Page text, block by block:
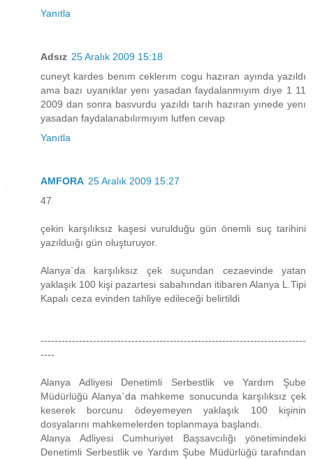
Yanıtla
Adsız 25 Aralık 2009 15:18
cuneyt kardes benım ceklerım cogu hazıran ayında yazıldı
ama bazı uyanıklar yenı yasadan faydalanmıyım dıye 1 11
2009 dan sonra basvurdu yazıldı tarıh hazıran yınede yenı
yasadan faydalanabılırmıyım lutfen cevap
Yanıtla
AMFORA 25 Aralık 2009 15:27
47
çekin karşılıksız kaşesi vurulduğu gün önemli suç tarihini
yazılduığı gün oluşturuyor.
Alanya`da karşılıksız çek suçundan cezaevinde yatan
yaklaşık 100 kişi pazartesi sabahından itibaren Alanya L.Tipi
Kapalı ceza evinden tahliye edileceği belirtildi
----------------------------------------------------------------------------
----
Alanya Adliyesi Denetimli Serbestlik ve Yardım Şube
Müdürlüğü Alanya`da mahkeme sonucunda karşılıksız çek
keserek borcunu ödeyemeyen yaklaşık 100 kişinin
dosyalarını mahkemelerden toplanmaya başlandı.
Alanya Adliyesi Cumhuriyet Başsavcılığı yönetimindeki
Denetimli Serbestlik ve Yardım Şube Müdürlüğü tarafından